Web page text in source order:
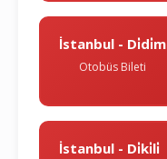
İstanbul - Di̇di̇m
Otobüs Bileti
İstanbul - Di̇ki̇li̇